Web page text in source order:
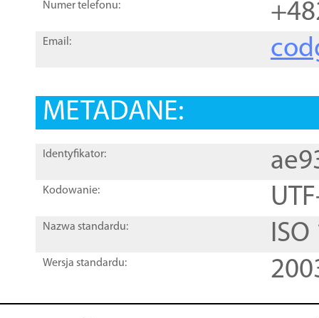
Numer telefonu:
Email:
METADANE:
Identyfikator:
Kodowanie:
Nazwa standardu:
Wersja standardu: